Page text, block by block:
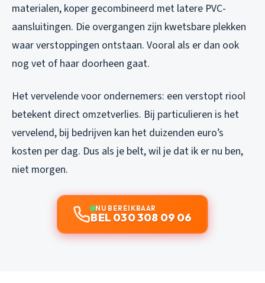
materialen, koper gecombineerd met latere PVC-
aansluitingen. Die overgangen zijn kwetsbare plekken
waar verstoppingen ontstaan. Vooral als er dan ook
nog vet of haar doorheen gaat.
Het vervelende voor ondernemers: een verstopt riool
betekent direct omzetverlies. Bij particulieren is het
vervelend, bij bedrijven kan het duizenden euro’s
kosten per dag. Dus als je belt, wil je dat ik er nu ben,
niet morgen.
NU BEREIKBAAR
BEL 030 308 09 06